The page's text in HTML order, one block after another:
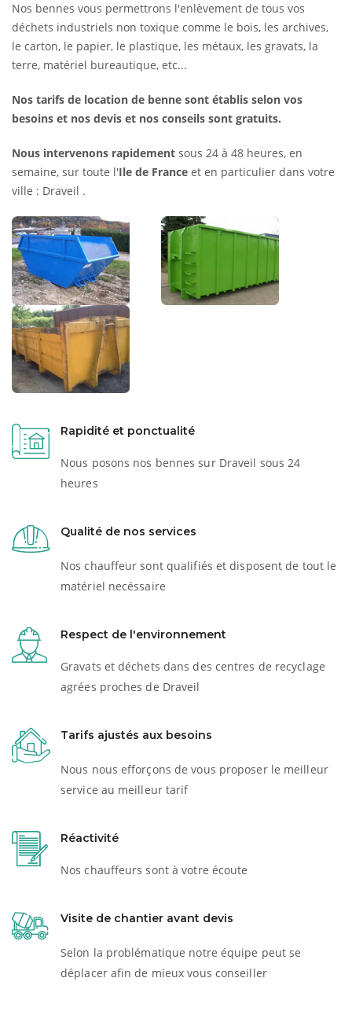
Nos bennes vous permettrons l'enlèvement de tous vos
déchets industriels non toxique comme le bois, les archives,
le carton, le papier, le plastique, les métaux, les gravats, la
terre, matériel bureautique, etc...
Nos tarifs de location de benne sont établis selon vos
besoins et nos devis et nos conseils sont gratuits.
Nous intervenons rapidement sous 24 à 48 heures, en
semaine, sur toute l'Ile de France et en particulier dans votre
ville : Draveil .
Rapidité et ponctualité
Nous posons nos bennes sur Draveil sous 24
heures
Qualité de nos services
Nos chauffeur sont qualifiés et disposent de tout le
matériel necéssaire
Respect de l'environnement
Gravats et déchets dans des centres de recyclage
agrées proches de Draveil
Tarifs ajustés aux besoins
Nous nous efforçons de vous proposer le meilleur
service au meilleur tarif
Réactivité
Nos chauffeurs sont à votre écoute
Visite de chantier avant devis
Selon la problématique notre équipe peut se
déplacer afin de mieux vous conseiller